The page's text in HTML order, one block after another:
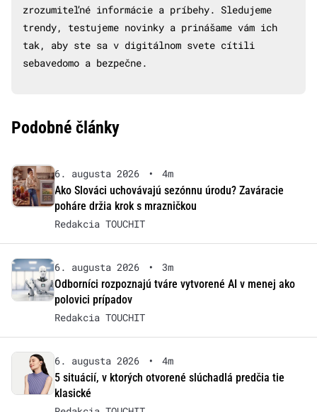
zrozumiteľné informácie a príbehy. Sledujeme
trendy, testujeme novinky a prinášame vám ich
tak, aby ste sa v digitálnom svete cítili
sebavedomo a bezpečne.
Podobné články
6. augusta 2026 •
4m
Ako Slováci uchovávajú sezónnu úrodu? Zaváracie
poháre držia krok s mrazničkou
Redakcia TOUCHIT
6. augusta 2026 •
3m
Odborníci rozpoznajú tváre vytvorené AI v menej ako
polovici prípadov
Redakcia TOUCHIT
6. augusta 2026 •
4m
5 situácií, v ktorých otvorené slúchadlá predčia tie
klasické